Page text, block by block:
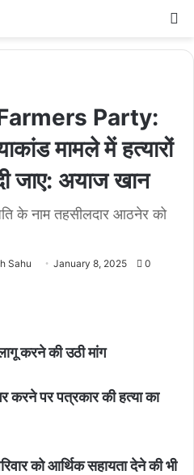
Party:
मामले में हत्यारों
जाए: अयाज खान
के नाम तहसीलदार आठनेर को
Sahu January 8, 2025 0
करने की उठी मांग
करने पर पत्रकार की हत्या का
को आर्थिक सहायता देने की भी